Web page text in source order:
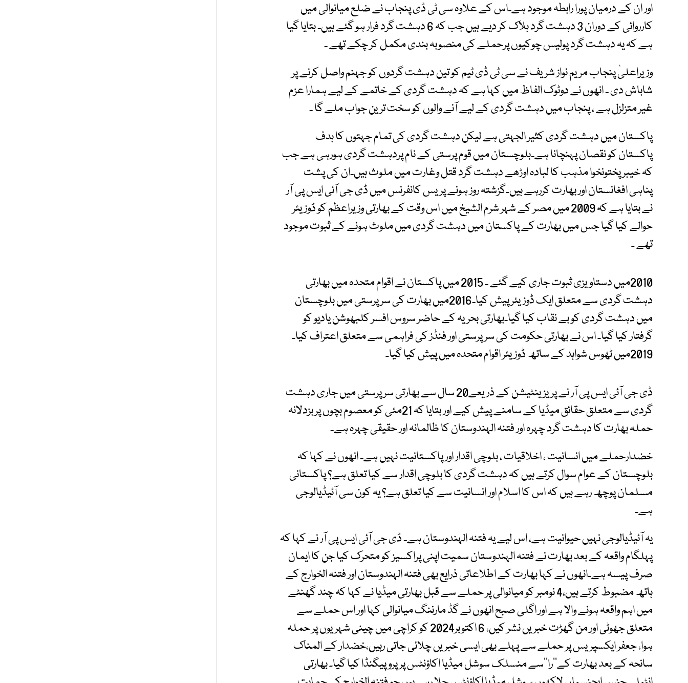
اور ان کے درمیان پورا رابطہ موجود ہے۔اس کے علاوہ سی ٹی ڈی پنجاب نے ضلع میانوالی میں
کارروائی کے دوران 3 دہشت گرد ہلاک کر دیے ہیں جب کہ 6 دہشت گرد فرار ہو گئے ہیں۔ بتایا گیا
ہے کہ یہ دہشت گرد پولیس چوکیوں پرحملے کی منصوبہ بندی مکمل کر چکے تھے ۔
وزیراعلیٰ پنجاب مریم نواز شریف نے سی ٹی ڈی ٹیم کو تین دہشت گردوں کو جہنم واصل کرنے پر
شاباش دی ۔ انھوں نے دوٹوک الفاظ میں کہا ہے کہ دہشت گردی کے خاتمے کے لیے ہمارا عزم
غیر متزلزل ہے ، پنجاب میں دہشت گردی کے لیے آنے والوں کو سخت ترین جواب ملے گا ۔
پاکستان میں دہشت گردی کثیر الجہتی ہے لیکن دہشت گردی کی تمام جہتوں کا ہدف
پاکستان کو نقصان پہنچانا ہے۔بلوچستان میں قوم پرستی کے نام پردہشت گردی ہورہی ہے جب
کہ خیبرپختونخوا مذہب کا لبادہ اوڑھے دہشت گرد قتل وغارت میں ملوث ہیں۔ان کی پشت
پناہی افغانستان اور بھارت کررہے ہیں۔گزشتہ روز ہونے پریس کانفرنس میں ڈی جی آئی ایس پی آر
نے بتایا ہے کہ 2009 میں مصر کے شہر شرم الشیخ میں اس وقت کے بھارتی وزیراعظم کو ڈوزیئر
حوالے کیا گیا جس میں بھارت کے پاکستان میں دہشت گردی میں ملوث ہونے کے ثبوت موجود
تھے ۔
2010میں دستاویزی ثبوت جاری کیے گئے ۔ 2015 میں پاکستان نے اقوام متحدہ میں بھارتی
دہشت گردی سے متعلق ایک ڈوزیئر پیش کیا۔2016میں بھارت کی سرپرستی میں بلوچستان
میں دہشت گردی کو بے نقاب کیا گیا۔بھارتی بحریہ کے حاضر سروس افسر کلبھوشن یادیو کو
گرفتار کیا گیا۔ اس نے بھارتی حکومت کی سرپرستی اور فنڈز کی فراہمی سے متعلق اعتراف کیا۔
2019میں ٹھوس شواہد کے ساتھ ڈوزیئر اقوام متحدہ میں پیش کیا گیا۔
ڈی جی آئی ایس پی آر نے پریزینٹیشن کے ذریعے20 سال سے بھارتی سرپرستی میں جاری دہشت
گردی سے متعلق حقائق میڈیا کے سامنے پیش کیے اور بتایا کہ 21مئی کو معصوم بچوں پر بزدلانہ
حملہ بھارت کا دہشت گرد چہرہ اور فتنہ الہندوستان کا ظالمانہ اور حقیقی چہرہ ہے۔
خضدارحملے میں انسانیت ، اخلاقیات ، بلوچی اقدار اور پاکستانیت نہیں ہے۔ انھوں نے کہا کہ
بلوچستان کے عوام سوال کرتے ہیں کہ دہشت گردی کا بلوچی اقدار سے کیا تعلق ہے؟ پاکستانی
مسلمان پوچھ رہے ہیں کہ اس کا اسلام اور انسانیت سے کیا تعلق ہے؟ یہ کون سی آئیڈیالوجی
ہے۔
یہ آئیڈیالوجی نہیں حیوانیت ہے، اس لیے یہ فتنہ الہندوستان ہے۔ ڈی جی آئی ایس پی آر نے کہا کہ
پہلگام واقعہ کے بعد بھارت نے فتنہ الہندوستان سمیت اپنی پراکسیز کو متحرک کیا جن کا ایمان
صرف پیسہ ہے۔انھوں نے کہا بھارت کے اطلاعاتی ذرایع بھی فتنہ الہندوستان اور فتنہ الخوارج کے
ہاتھ مضبوط کرتے ہیں،4 نومبر کو میانوالی پر حملے سے قبل بھارتی میڈیا نے کہا کہ چند گھنٹے
میں اہم واقعہ ہونے والا ہے اور اگلی صبح انھوں نے گڈ مارننگ میانوالی کہا اور اس حملے سے
متعلق جھوٹی اور من گھڑت خبریں نشر کیں، 6 اکتوبر2024 کو کراچی میں چینی شہریوں پر حملہ
ہوا، جعفر ایکسپریس پر حملے سے پہلے بھی ایسی خبریں چلائی جاتی رہیں،خضدار کے المناک
سانحہ کے بعد بھارت کے’’را‘‘سے منسلک سوشل میڈیا اکاؤنٹس پر پروپیگنڈا کیا گیا۔ بھارتی